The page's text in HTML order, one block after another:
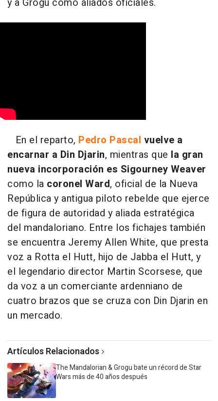
En el reparto, Pedro Pascal vuelve a
encarnar a Din Djarin, mientras que la gran
nueva incorporación es Sigourney Weaver
como la coronel Ward, oficial de la Nueva
República y antigua piloto rebelde que ejerce
de figura de autoridad y aliada estratégica
del mandaloriano. Entre los fichajes también
se encuentra Jeremy Allen White, que presta
voz a Rotta el Hutt, hijo de Jabba el Hutt, y
el legendario director Martin Scorsese, que
da voz a un comerciante ardenniano de
cuatro brazos que se cruza con Din Djarin en
un mercado.
Artículos Relacionados
The Mandalorian & Grogu bate un récord de Star
Wars más de 40 años después